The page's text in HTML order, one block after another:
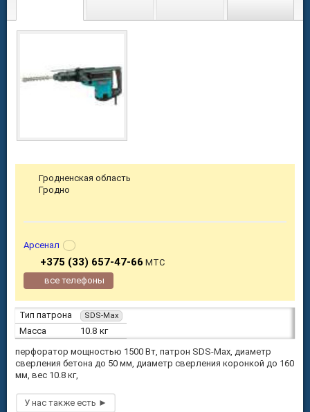
Тип патрона SDS-Max
Масса
10.8 кг
перфоратор мощностью 1500 Вт, патрон SDS-Max, диаметр
сверления бетона до 50 мм, диаметр сверления коронкой до 160
мм, вес 10.8 кг,
Гродненская область
Гродно
Арсенал
+375 (33) 657-47-66 МТС
все телефоны